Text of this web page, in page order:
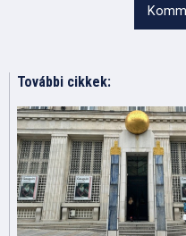
További cikkek: